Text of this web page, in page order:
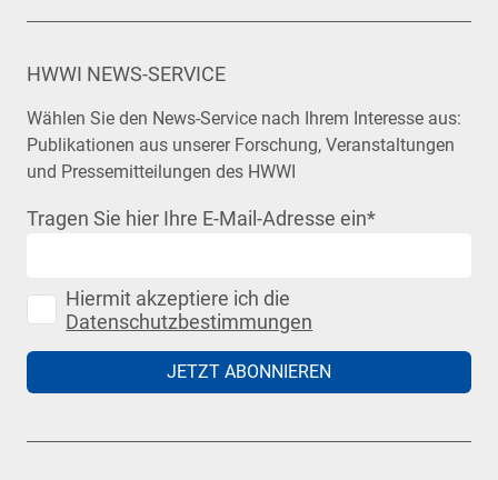
HWWI NEWS-SERVICE
Wählen Sie den News-Service nach Ihrem Interesse aus:
Publikationen aus unserer Forschung, Veranstaltungen
und Pressemitteilungen des HWWI
Tragen Sie hier Ihre E-Mail-Adresse ein*
Hiermit akzeptiere ich die
Datenschutzbestimmungen
JETZT ABONNIEREN